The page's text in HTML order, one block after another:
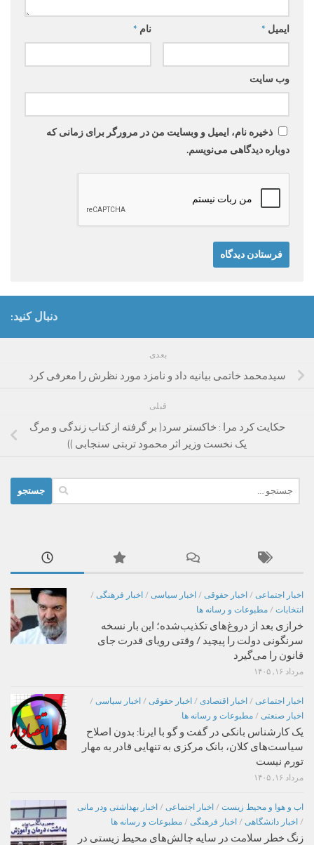
نام * ایمیل *
وب‌ سایت
ذخیره نام، ایمیل و وبسایت من در مرورگر برای زمانی که
دوباره دیدگاهی می‌نویسم.
دنبال کنید:
بعدی
سیدمحمد خاتمی بیانیه داد و نامزد مورد نظرش را معرفی کرد
قبلی
حکایت کرد مرا : خاکستر سرد( بر گرفته از کتاب زندگی و مرگ
یک نخست وزیر اثر محمود تربتی سنجابی ))
برای:
اخبار اجتماعی / اخبار حقوقی / اخبار سیاسی / اخبار فرهنگی /
انتخابات / مطبوعات و رسانه ها
خرازی بعد از دروغ‌های تکذیب‌شده؛ این بار نسخه
سرنگونی دولت را پیچید / وقتی رویای قدرت جای
قانون را می‌گیرد
مرداد ۱۶, ۱۴۰۵
اخبار اجتماعی / اخبار اقتصادی / اخبار حقوقی / اخبار سیاسی /
اخبار صنعتی / مطبوعات و رسانه ها
یک کارشناس بانکی در گفت و گو با ایرنا: بدون اصلاح
سیاست‌های کلان، بانک مرکزی به تنهایی قادر به مهار
تورم نیست
مرداد ۱۶, ۱۴۰۵
اب و هوا و محیط زیست / اخبار اجتماعی / اخبار بهداشتی ودر مانی
/ اخبار دانشگاهی / اخبار فرهنگی / مطبوعات و رسانه ها
زنگ خطر سلامت در سایه چالش‌های محیط زیستی در